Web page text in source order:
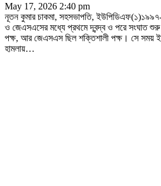
May 17, 2026 2:40 pm
নূতন কুমার চাকমা, সহসভাপতি,
ও জেএসএসের মধ্যে প্রথমে দ্বন্দ্ব ও পরে সংঘাত
পক্ষ, আর জেএসএস ছিল শক্তিশালী পক্ষ। সে সময়
হামলায়…